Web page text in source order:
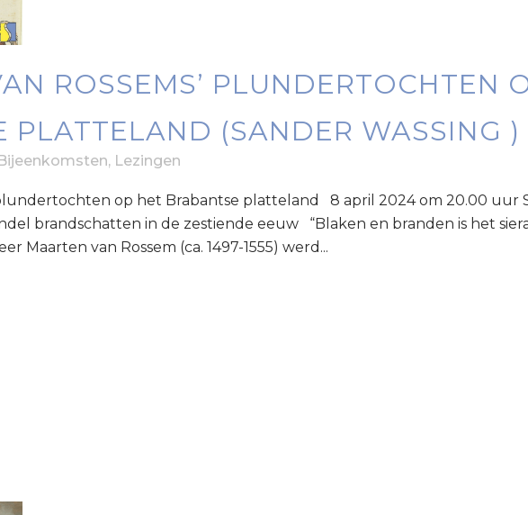
ROSSEMS’ PLUNDERTOCHTEN
PLATTELAND (SANDER WASSING )
Bijeenkomsten, Lezingen
plundertochten op het Brabantse platteland 8 april 2024 om 20.00 uur
brandschatten in de zestiende eeuw “Blaken en branden is het
Maarten van Rossem (ca. 1497-1555) werd...